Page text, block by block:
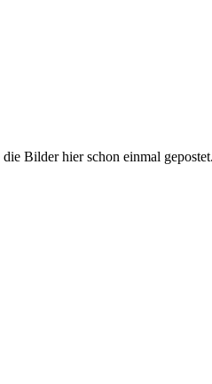
Bilder hier schon einmal